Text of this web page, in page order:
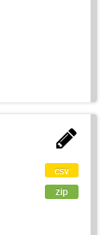
csv
zip